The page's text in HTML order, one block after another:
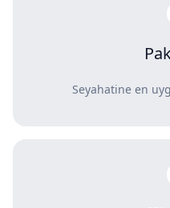
Seyahatine en